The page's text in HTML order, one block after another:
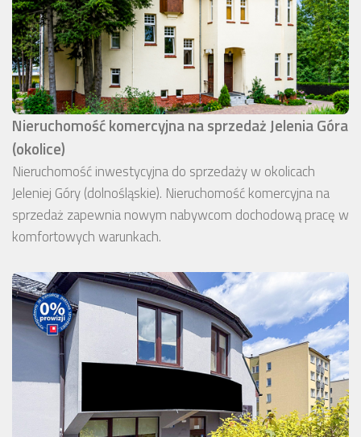
Nieruchomość komercyjna na sprzedaż Jelenia Góra
(okolice)
Nieruchomość inwestycyjna do sprzedaży w okolicach
Jeleniej Góry (dolnośląskie). Nieruchomość komercyjna na
sprzedaż zapewnia nowym nabywcom dochodową pracę w
komfortowych warunkach.